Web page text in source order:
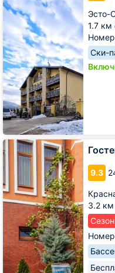
Эсто-
1.7 км
Ски-
9.3
3.2 км
Гостевой
дом
Alm
Hotel